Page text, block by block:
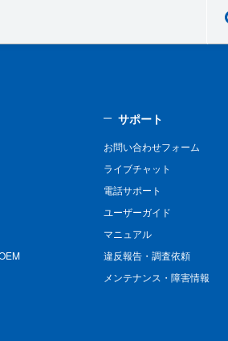
サポート
お問い合わせフォーム
ライブチャット
電話サポート
ユーザーガイド
マニュアル
違反報告・調査依頼
メンテナンス・障害情報